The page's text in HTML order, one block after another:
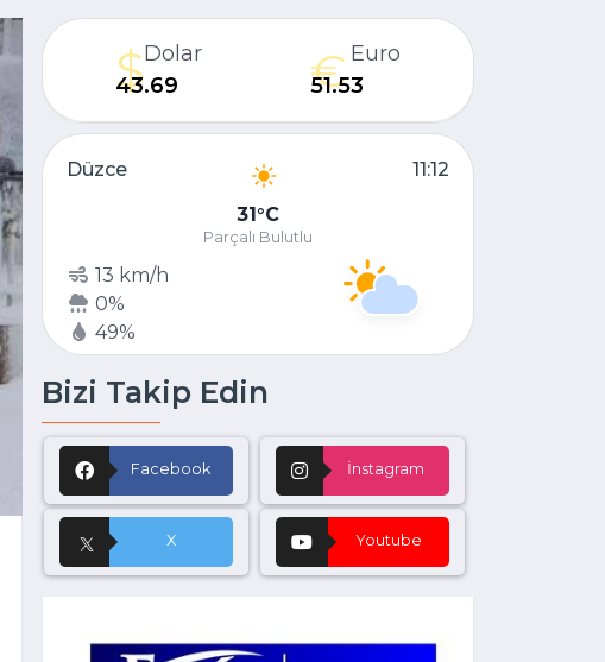
Dolar
43.69
Euro
51.53
Düzce
11:12
31
C
Parçalı Bulutlu
13 km/h
0%
49%
Bizi Takip Edin
Facebook İnstagram
X Youtube